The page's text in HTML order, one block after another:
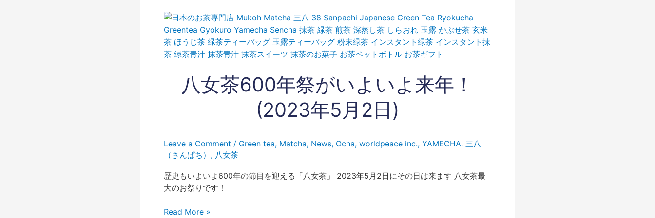
八女茶600年祭がいよいよ来年！
(2023年5月2日)
Leave a Comment / Green tea, Matcha, News, Ocha, worldpeace inc., YAMECHA, 三八
（さんぱち） , 八女茶
歴史もいよいよ600年の節目を迎える「八女茶」 2023年5月2日にその日は来ます 八女茶最
大のお祭りです！
八
女
茶
600
よ
来
(2023
年
月
Read More »